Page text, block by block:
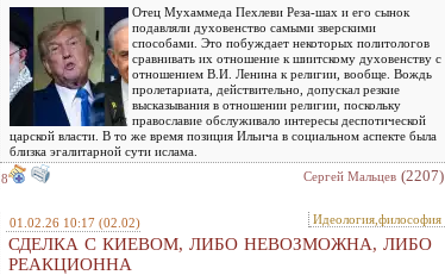
Отец Мухаммеда Пехлеви Реза-шах и его сынок
подавляли духовенство самыми зверскими
способами. Это побуждает некоторых политологов
сравнивать их отношение к шиитскому духовенству с
отношением В.И. Ленина к религии, вообще. Вождь
пролетариата, действительно, допускал резкие
высказывания в отношении религии, поскольку
православие обслуживало интересы деспотической
царской власти. В то же время позиция Ильича в социальном аспекте была
близка эгалитарной сути ислама.
8
Сергей Мальцев (2207)
01.02.26 10:17 (02.02) Идеология,философия
СДЕЛКА С КИЕВОМ, ЛИБО НЕВОЗМОЖНА, ЛИБО
РЕАКЦИОННА